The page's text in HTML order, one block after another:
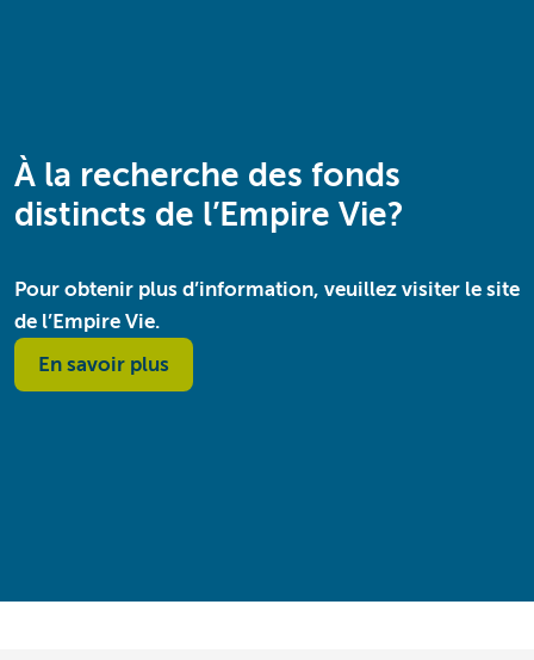
À la recherche des fonds
distincts de l’Empire Vie?
Pour obtenir plus d’information, veuillez visiter le site
de l’Empire Vie.
En savoir plus